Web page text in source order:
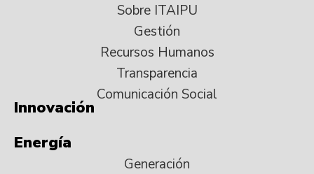
Sobre ITAIPU
Gestión
Recursos Humanos
Transparencia
Comunicación Social
Innovación
Energía
Generación